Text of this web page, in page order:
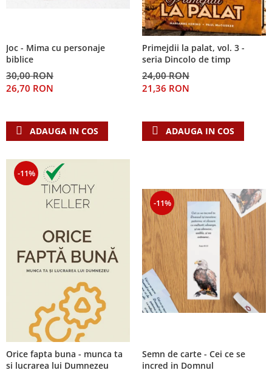
Joc - Mima cu personaje
biblice
30,00 RON
26,70 RON
ADAUGA IN COS
Primejdii la palat, vol. 3 -
seria Dincolo de timp
24,00 RON
21,36 RON
ADAUGA IN COS
-11%
Orice fapta buna - munca ta
si lucrarea lui Dumnezeu
-11%
Semn de carte - Cei ce se
incred in Domnul